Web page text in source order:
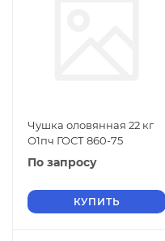
Чушка оловянная 22 кг
О1пч ГОСТ 860-75
По запросу
КУПИТЬ